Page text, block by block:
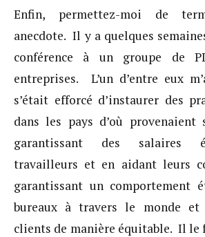
Enfin, permettez-moi de
anecdote. Il y a quelques
conférence à un groupe de
entreprises. L’un d’entre eux
s’était efforcé d’instaurer des
dans les pays d’où provenaient
garantissant des salaires
travailleurs et en aidant leurs
garantissant un comportement
bureaux à travers le monde
clients de manière équitable. Il